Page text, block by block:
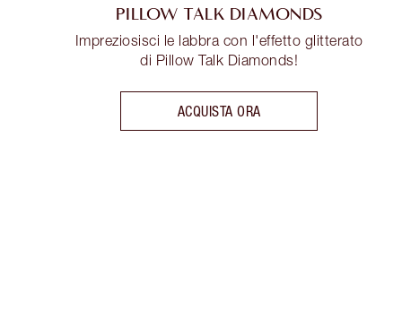
PILLOW TALK DIAMONDS
Impreziosisci le labbra con l'effetto glitterato
di Pillow Talk Diamonds!
ACQUISTA ORA